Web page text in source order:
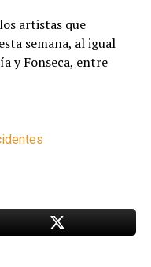
artistas que
semana, al igual
y Fonseca, entre